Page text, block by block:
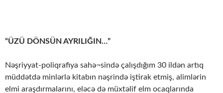
“ÜZÜ DÖNSÜN AYRILIĞIN…”
Nəşriyyat-poliqrafiya sahə¬sində çalışdığım 30 ildən artıq
müddətdə minlərlə kitabın nəşrində iştirak etmiş, alimlərin
elmi araşdırmalarını, eləcə də müxtəlif elm ocaqlarında